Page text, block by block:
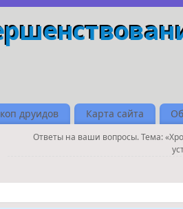
друидов Карта сайта
Ответы на ваши вопросы. Тема: